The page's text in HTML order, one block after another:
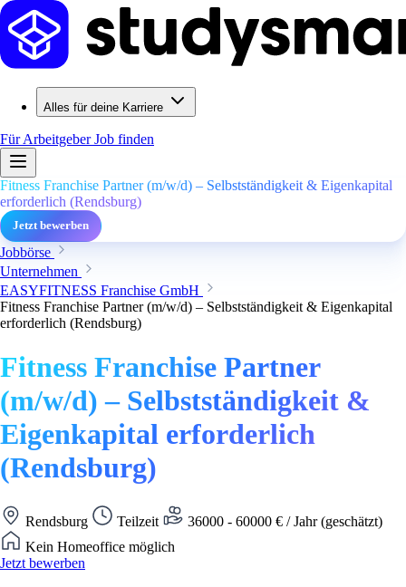
Alles für deine Karriere
Für ArbeitgeberJob finden
Fitness Franchise Partner (m/w/d) – Selbstständigkeit & Eigenkapital
erforderlich (Rendsburg)
Jetzt bewerben
Jobbörse
Unternehmen
EASYFITNESS Franchise GmbH
Fitness Franchise Partner (m/w/d) – Selbstständigkeit & Eigenkapital
erforderlich (Rendsburg)
Fitness Franchise Partner
(m/w/d) – Selbstständigkeit &
Eigenkapital erforderlich
(Rendsburg)
Rendsburg Teilzeit
36000 - 60000 € / Jahr (geschätzt)
Kein Homeoffice möglich
Jetzt bewerben